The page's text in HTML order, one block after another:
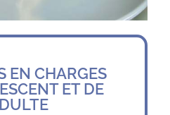
EN CHARGES
ET DE